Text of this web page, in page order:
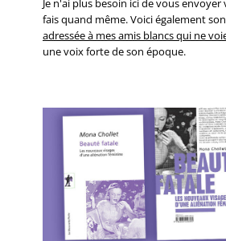
fais quand même. Voici également
adressée à mes amis blancs qui ne
une voix forte de son époque.